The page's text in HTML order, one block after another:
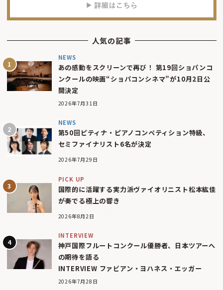
人気の記事
NEWS
あの感動をスクリーンで再び！ 第19回ショパンコ
ンクールの映画“ショパコンシネマ”が10月2日公
開決定
2026年7月31日
NEWS
第50回ピティナ・ピアノコンペティション特級、
セミファイナリスト6名が決定
2026年7月29日
PICK UP
国際的に活躍する実力派ヴァイオリニスト松本紘佳
が奏でる極上の響き
2026年8月2日
INTERVIEW
神戸国際フルートコンクール優勝者、日本ツアーへ
の期待を語る
INTERVIEW ファビアン・ヨハネス・エッガー
2026年7月28日